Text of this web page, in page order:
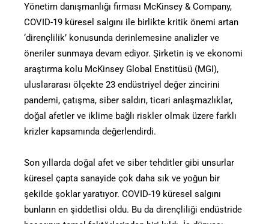
Yönetim danışmanlığı firması McKinsey & Company,
COVID-19 küresel salgını ile birlikte kritik önemi artan
‘dirençlilik’ konusunda derinlemesine analizler ve
öneriler sunmaya devam ediyor. Şirketin iş ve ekonomi
araştırma kolu McKinsey Global Enstitüsü (MGI),
uluslararası ölçekte 23 endüstriyel değer zincirini
pandemi, çatışma, siber saldırı, ticari anlaşmazlıklar,
doğal afetler ve iklime bağlı riskler olmak üzere farklı
krizler kapsamında değerlendirdi.
Son yıllarda doğal afet ve siber tehditler gibi unsurlar
küresel çapta sanayide çok daha sık ve yoğun bir
şekilde şoklar yaratıyor. COVID-19 küresel salgını
bunların en şiddetlisi oldu. Bu da dirençliliği endüstride